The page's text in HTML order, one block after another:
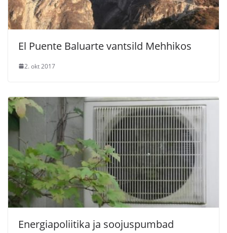
El Puente Baluarte vantsild Mehhikos
2. okt 2017
Energiapoliitika ja soojuspumbad